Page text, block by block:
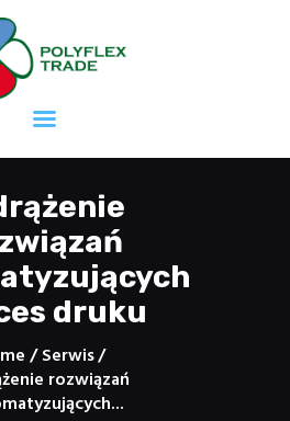
druku
Serwis
rozwiązań